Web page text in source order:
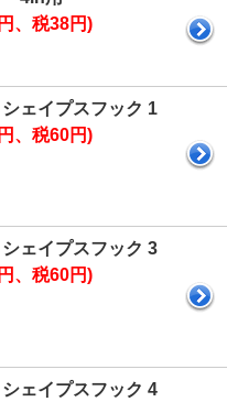
、税38円)
ェイプスフック 1
、税60円)
ェイプスフック 3
、税60円)
ェイプスフック 4